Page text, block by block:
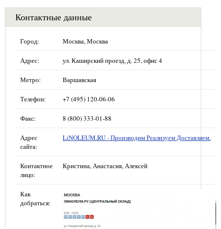
Контактные данные
Город: Москва, Москва
Адрес: ул. Каширский проезд, д. 25, офис 4
Метро: Варшавская
Телефон: +7 (495) 120-06-06
Факс: 8 (800) 333-01-88
Адрес
сайта:
LiNOLEUM.RU - Производим Реализуем Доставляем.
Контактное
лицо:
Кристина, Анастасия, Алексей
Как
добраться: